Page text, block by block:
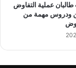
عملية التفاوض
ودروس مهمة من